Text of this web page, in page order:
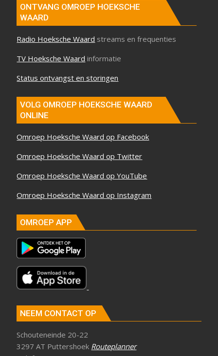
ONTVANG OMROEP HOEKSCHE
WAARD
Radio Hoeksche Waard streams en frequenties
TV Hoeksche Waard informatie
Status ontvangst en storingen
VOLG OMROEP HOEKSCHE WAARD
ONLINE
Omroep Hoeksche Waard op Facebook
Omroep Hoeksche Waard op Twitter
Omroep Hoeksche Waard op YouTube
Omroep Hoeksche Waard op Instagram
OMROEP APP
NEEM CONTACT OP
Schouteneinde 20-22
3297 AT Puttershoek Routeplanner